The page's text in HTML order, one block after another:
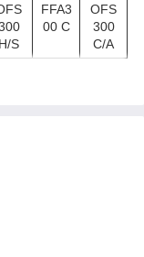
H/S
FFA3
00 C
OFS
300
C/A